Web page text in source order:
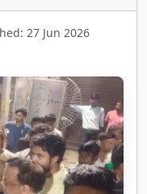
27 Jun 2026